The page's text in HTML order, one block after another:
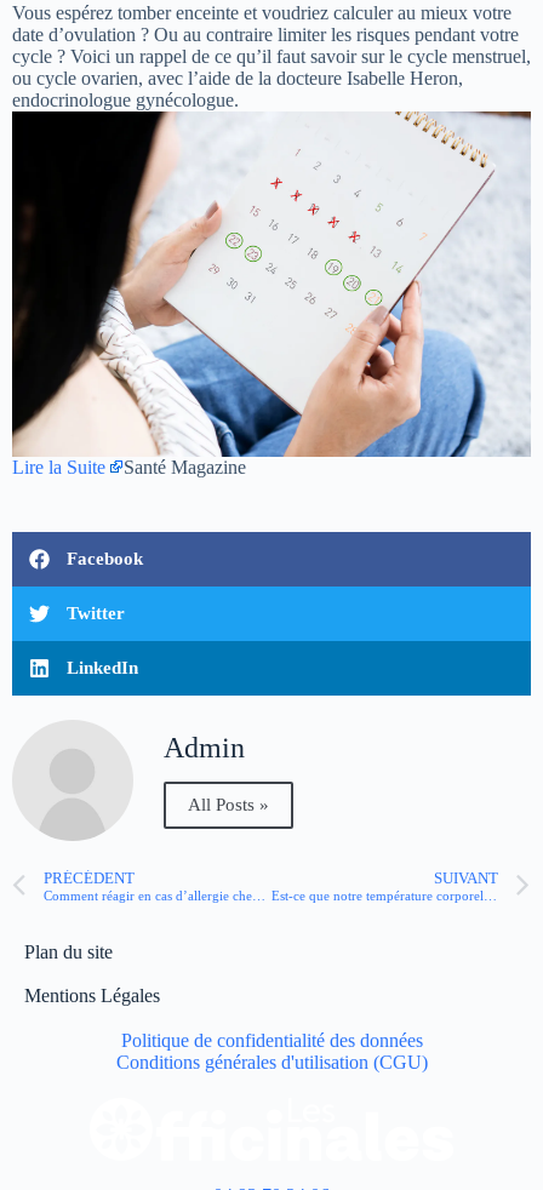
Vous espérez tomber enceinte et voudriez calculer au mieux votre
date d’ovulation ? Ou au contraire limiter les risques pendant votre
cycle ? Voici un rappel de ce qu’il faut savoir sur le cycle menstruel,
ou cycle ovarien, avec l’aide de la docteure Isabelle Heron,
endocrinologue gynécologue.
Lire la Suite Santé Magazine
Facebook
Twitter
LinkedIn
Admin
All Posts »
PRÉCÉDENT SUIVANT
Plan du site
Mentions Légales
Politique de confidentialité des données
Conditions générales d'utilisation (CGU)